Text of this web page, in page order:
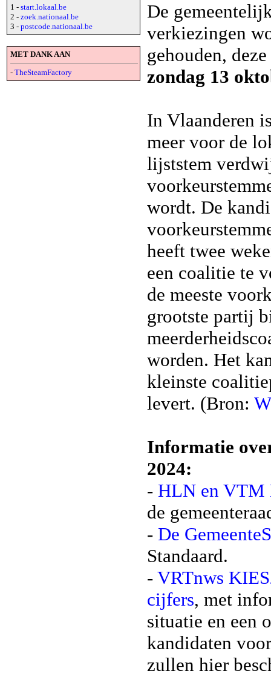
1 - start.lokaal.be
2 - zoek.nationaal.be
3 - postcode.nationaal.be
MET DANK AAN
- TheSteamFactory
De
verkiezingen
gehouden,
zondag 13
In Vlaanderen
meer voor de
lijststem
wordt. De
heeft twee
een coalitie te
de meeste
grootste partij
worden. Het
kleinste
levert. (Bron:
Informatie
2024:
- HLN en VTM
de
- De
Standaard.
- VRTnws
cijfers, met
situatie en een
kandidaten
zullen hier